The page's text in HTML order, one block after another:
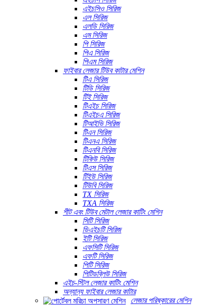
এইচসিও সিরিজ
এল সিরিজ
এলডি সিরিজ
এম সিরিজ
পি সিরিজ
পিএ সিরিজ
পিএম সিরিজ
ফাইবার লেজার টিউব কাটার মেশিন
টিএ সিরিজ
টিডি সিরিজ
টিই সিরিজ
টিএইচ সিরিজ
টিএইচএ সিরিজ
টিআইভি সিরিজ
টিএন সিরিজ
টিএনএ সিরিজ
টিএনবি সিরিজ
টিকিউ সিরিজ
টিএস সিরিজ
টিইউ সিরিজ
টিউবি সিরিজ
TX সিরিজ
TXA সিরিজ
শীট এবং টিউব মেটাল লেজার কাটিং মেশিন
সিটি সিরিজ
ডিএইচটি সিরিজ
ইটি সিরিজ
এফসিটি সিরিজ
এফটি সিরিজ
পিটি সিরিজ
পিটিডব্লিউ সিরিজ
এইচ-স্টিল লেজার কাটিং মেশিন
অন্যান্য ফাইবার লেজার কাটার
লেজার পরিষ্কারের মেশিন